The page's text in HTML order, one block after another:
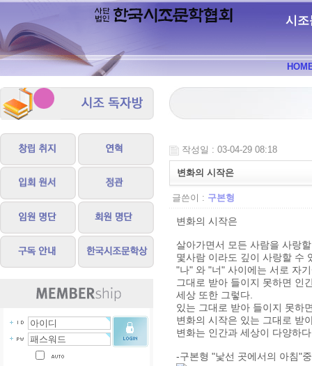
시조
작성일 : 03-04-29 08:18
변화의 시작은
글쓴이 : 구본형
변화의 시작은
살아가면서 모든 사람을 사랑
몇사람 이라도 깊이 사랑할 수
"나" 와 "너" 사이에는 서로 자
그대로 받아 들이지 못하면 인
세상 또한 그렇다.
있는 그대로 받아 들이지 못하
변화의 시작은 있는 그대로 받
변화는 인간과 세상이 다양하
-구본형 "낯선 곳에서의 아침"